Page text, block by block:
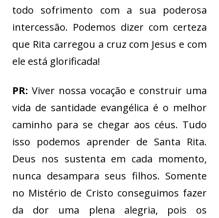
todo sofrimento com a sua poderosa
intercessão. Podemos dizer com certeza
que Rita carregou a cruz com Jesus e com
ele está glorificada!
PR: Viver nossa vocação e construir uma
vida de santidade evangélica é o melhor
caminho para se chegar aos céus. Tudo
isso podemos aprender de Santa Rita.
Deus nos sustenta em cada momento,
nunca desampara seus filhos. Somente
no Mistério de Cristo conseguimos fazer
da dor uma plena alegria, pois os